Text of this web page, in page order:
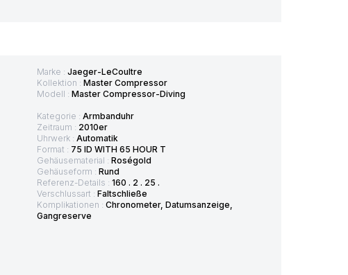
Marke : Jaeger-LeCoultre
Kollektion : Master Compressor
Modell : Master Compressor-Diving
Kategorie : Armbanduhr
Zeitraum : 2010er
Uhrwerk : Automatik
Format : 75 ID WITH 65 HOUR T
Gehäusematerial : Roségold
Gehäuseform : Rund
Referenz-Details : 160 . 2 . 25 .
Verschlussart : Faltschließe
Komplikationen : Chronometer, Datumsanzeige,
Gangreserve